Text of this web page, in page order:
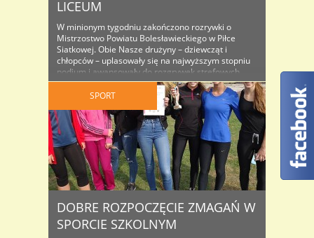
LICEUM
W minionym tygodniu zakończono rozrywki o
Mistrzostwo Powiatu Bolesławieckiego w Piłce
Siatkowej. Obie Nasze drużyny – dziewcząt i
chłopców – uplasowały się na najwyższym stopniu
podium i awansowały do rozgrywek strefowych.
Dziewczęta występujące w składzie: Babiasz
Justyna, Dąbrowska Magdalena, Deberna Karolina,
Górska Maria, Kalita Kamila, Kownacka Natalia,
Leszczyńska Dorota, Olszowy Martyna, Starostecka
Wiktoria, Stolarska Gabriela, Szweda ..
SPORT
DOBRE ROZPOCZĘCIE ZMAGAŃ W
SPORCIE SZKOLNYM